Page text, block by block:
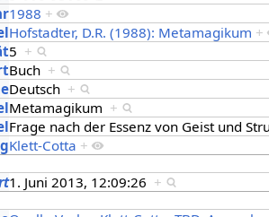
1988 +
Hofstadter, D.R. (1988): Metamagikum +
5 +
Buch +
Deutsch +
Metamagikum +
Frage nach der Essenz von Geist und
Klett-Cotta +
1. Juni 2013, 12:09:26 +